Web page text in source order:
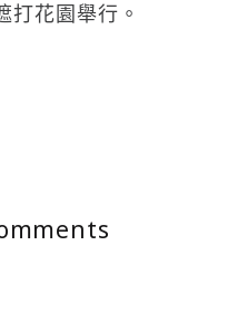
打花園舉行。